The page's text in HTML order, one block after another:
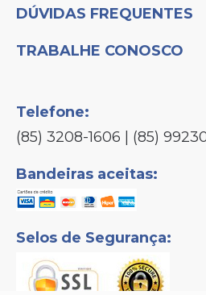
DÚVIDAS FREQUENTES
TRABALHE CONOSCO
Telefone:
(85) 3208-1606 | (85)
Bandeiras aceitas:
Selos de Segurança: